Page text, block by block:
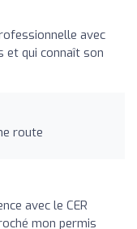
avec
et qui connaît son
route
avec le CER
mon permis